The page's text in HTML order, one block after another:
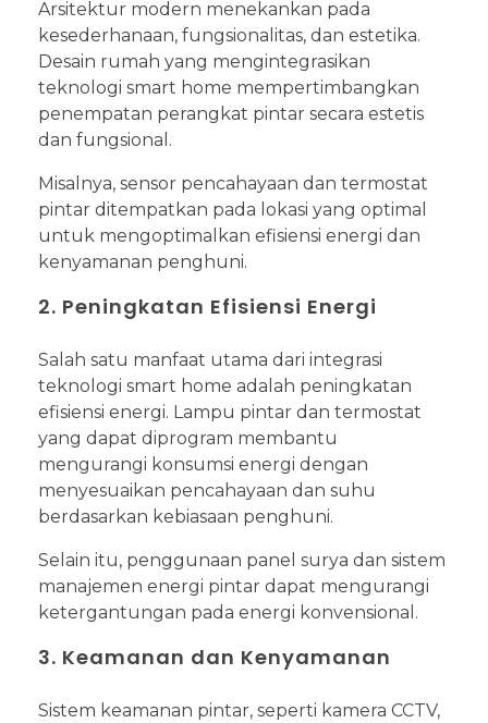
Arsitektur modern menekankan pada
kesederhanaan, fungsionalitas, dan estetika.
Desain rumah yang mengintegrasikan
teknologi smart home mempertimbangkan
penempatan perangkat pintar secara estetis
dan fungsional.
Misalnya, sensor pencahayaan dan termostat
pintar ditempatkan pada lokasi yang optimal
untuk mengoptimalkan efisiensi energi dan
kenyamanan penghuni.
2. Peningkatan Efisiensi Energi
Salah satu manfaat utama dari integrasi
teknologi smart home adalah peningkatan
efisiensi energi. Lampu pintar dan termostat
yang dapat diprogram membantu
mengurangi konsumsi energi dengan
menyesuaikan pencahayaan dan suhu
berdasarkan kebiasaan penghuni.
Selain itu, penggunaan panel surya dan sistem
manajemen energi pintar dapat mengurangi
ketergantungan pada energi konvensional.
3. Keamanan dan Kenyamanan
Sistem keamanan pintar, seperti kamera CCTV,